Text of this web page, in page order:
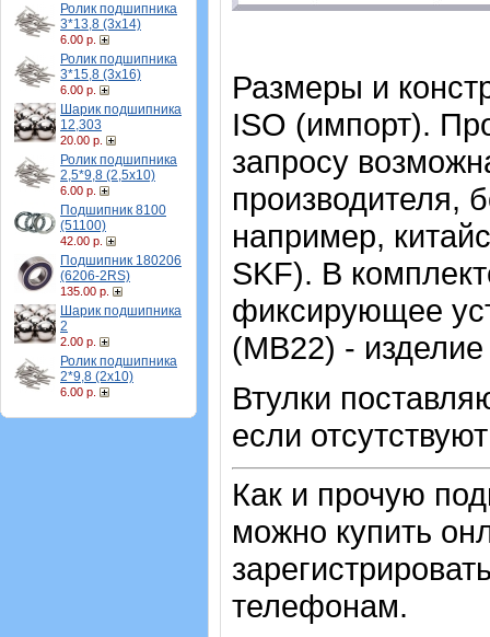
Ролик подшипника
3*13,8 (3х14)
6.00 р.
Ролик подшипника
3*15,8 (3х16)
6.00 р.
Шарик подшипника
12,303
20.00 р.
Ролик подшипника
2,5*9,8 (2,5х10)
6.00 р.
Подшипник 8100
(51100)
42.00 р.
Подшипник 180206
(6206-2RS)
135.00 р.
Шарик подшипника
2
2.00 р.
Ролик подшипника
2*9,8 (2х10)
6.00 р.
Размеры и
ISO (импорт).
запросу
производителя,
например,
SKF). В
фиксирующее
(MB22) -
Втулки
если
Как и прочую
можно купить
телефонам.